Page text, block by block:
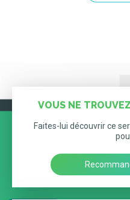
VOUS NE
Faites-lui découvrir ce